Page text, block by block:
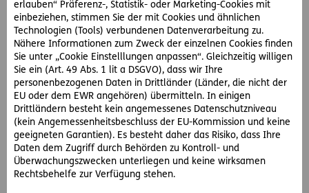
erlauben“ Präferenz-, Statistik- oder Marketing-Cookies mit
einbeziehen, stimmen Sie der mit Cookies und ähnlichen
Technologien (Tools) verbundenen Datenverarbeitung zu.
Nähere Informationen zum Zweck der einzelnen Cookies finden
Sie unter „Cookie Einstelllungen anpassen“. Gleichzeitig willigen
Sie ein (Art. 49 Abs. 1 lit a DSGVO), dass wir Ihre
personenbezogenen Daten in Drittländer (Länder, die nicht der
EU oder dem EWR angehören) übermitteln. In einigen
Drittländern besteht kein angemessenes Datenschutzniveau
(kein Angemessenheitsbeschluss der EU-Kommission und keine
geeigneten Garantien). Es besteht daher das Risiko, dass Ihre
Daten dem Zugriff durch Behörden zu Kontroll- und
Überwachungszwecken unterliegen und keine wirksamen
Rechtsbehelfe zur Verfügung stehen.